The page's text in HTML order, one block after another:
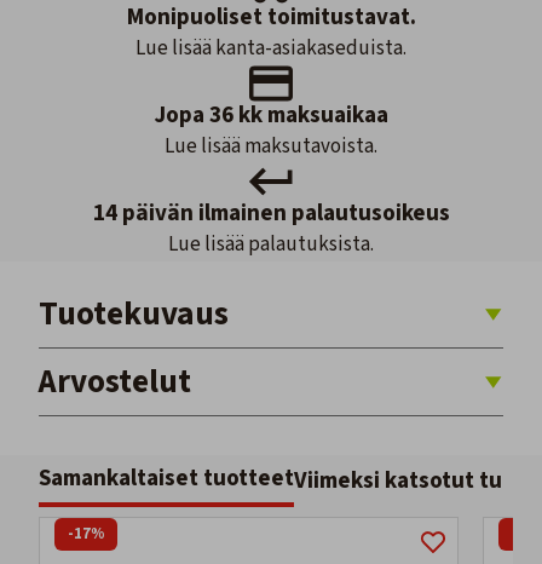
Monipuoliset toimitustavat.
Lue lisää kanta-asiakaseduista.
Jopa 36 kk maksuaikaa
Lue lisää maksutavoista.
14 päivän ilmainen palautusoikeus
Lue lisää palautuksista.
Tuotekuvaus
Arvostelut
Samankaltaiset tuotteetViimeksi katsotut
-17%